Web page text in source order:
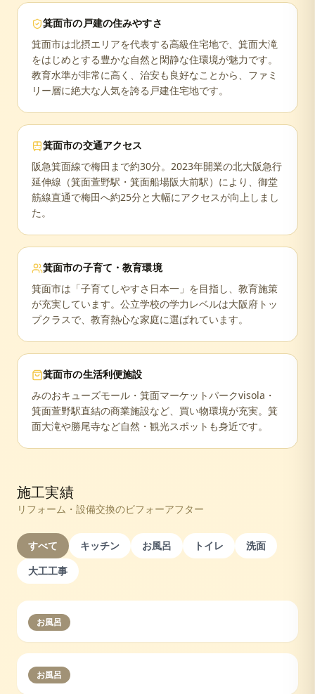
箕面市の戸建の住みやすさ
箕面市は北摂エリアを代表する高級住宅地で、箕面大滝
をはじめとする豊かな自然と閑静な住環境が魅力です。
教育水準が非常に高く、治安も良好なことから、ファミ
リー層に絶大な人気を誇る戸建住宅地です。
箕面市の交通アクセス
阪急箕面線で梅田まで約30分。2023年開業の北大阪急行
延伸線（箕面萱野駅・箕面船場阪大前駅）により、御堂
筋線直通で梅田へ約25分と大幅にアクセスが向上しまし
た。
箕面市の子育て・教育環境
箕面市は「子育てしやすさ日本一」を目指し、教育施策
が充実しています。公立学校の学力レベルは大阪府トッ
プクラスで、教育熱心な家庭に選ばれています。
箕面市の生活利便施設
みのおキューズモール・箕面マーケットパークvisola・
箕面萱野駅直結の商業施設など、買い物環境が充実。箕
面大滝や勝尾寺など自然・観光スポットも身近です。
施工実績
リフォーム・設備交換のビフォーアフター
すべて キッチン お風呂 トイレ
洗面
大工工事
お風呂
お風呂